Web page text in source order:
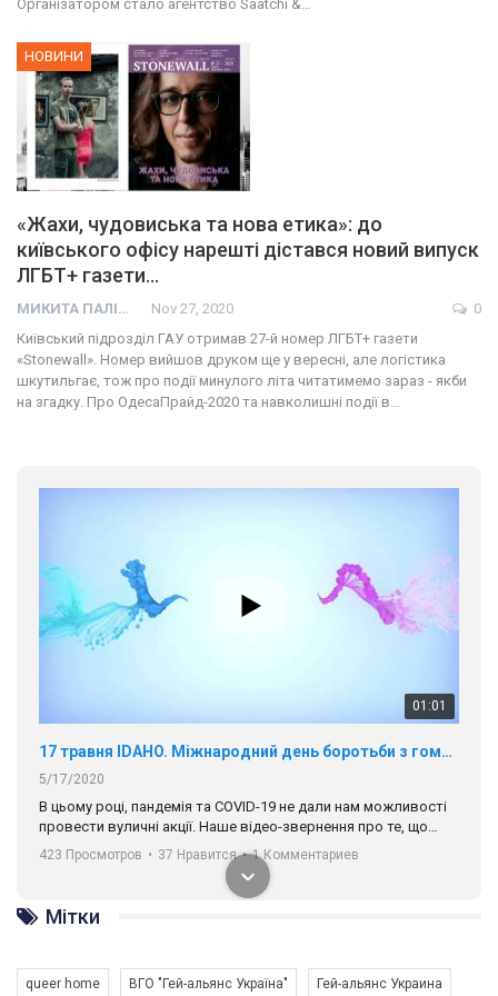
Організатором стало агентство Saatchi &…
НОВИНИ
«Жахи, чудовиська та нова етика»: до
київського офісу нарешті дістався новий випуск
ЛГБТ+ газети…
МИКИТА ПАЛІЙ Nov 27, 2020
0
Київський підрозділ ГАУ отримав 27-й номер ЛГБТ+ газети
«Stonewall». Номер вийшов друком ще у вересні, але логістика
шкутильгає, тож про події минулого літа читатимемо зараз - якби
на згадку. Про ОдесаПрайд-2020 та навколишні події в…
01:01
17 травня IDAHO. Міжнародний день боротьби з гомофобією трансфобією і біфобія.
5/17/2020
В цьому році, пандемія та COVІD-19 не дали нам можливості
провести вуличні акції. Наше відео-звернення про те, що
навіть коли ми у різних містах та не можемо зустрінеться, ми
разом. Ми закликаємо всіх хто поділяє цінності рівності та
солідарності, приєднатися до нас. Регіональні підрозділи
ГАУ є в 16 областях України.
Разом наш голос лунає гучніше!
423 Просмотров • 37 Нравится • 1 Комментариев
Мітки
queer home ВГО "Гей-альянс Україна" Гей-альянс Украина